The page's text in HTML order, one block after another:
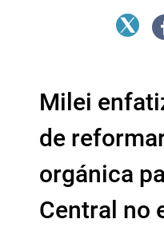
Milei
de
orgánica
Central no